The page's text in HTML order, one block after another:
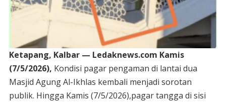
Ketapang, Kalbar — Ledaknews.com Kamis
(7/5/2026), Kondisi pagar pengaman di lantai dua
Masjid Agung Al-Ikhlas kembali menjadi sorotan
publik. Hingga Kamis (7/5/2026),pagar tangga di sisi